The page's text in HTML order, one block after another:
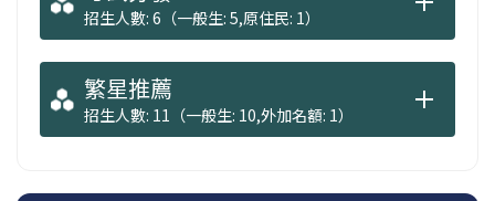
招生人數: 6（一般生: 5,原住民: 1）
繁星推薦
招生人數: 11（一般生: 10,外加名額: 1）